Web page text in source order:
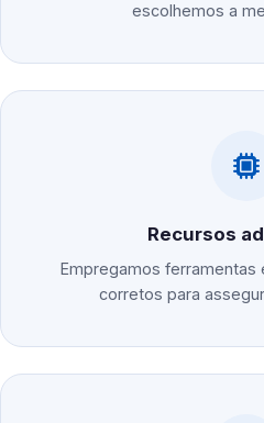
escolhemos a
Recursos
Empregamos
corretos para